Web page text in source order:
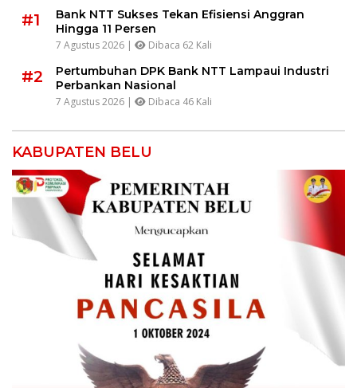
#1
Bank NTT Sukses Tekan Efisiensi Anggran
Hingga 11 Persen
7 Agustus 2026 | Dibaca 62 Kali
#2
Pertumbuhan DPK Bank NTT Lampaui Industri
Perbankan Nasional
7 Agustus 2026 | Dibaca 46 Kali
KABUPATEN BELU